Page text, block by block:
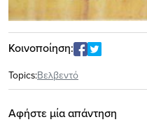
Κοινοποίηση:
Topics:Βελβεντό
Αφήστε μία απάντηση